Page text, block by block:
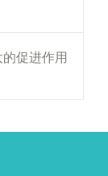
促进作用